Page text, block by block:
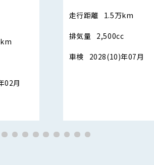
02月
走行距離 1.5万km
排気量 2,500cc
車検 2028(10)年07月